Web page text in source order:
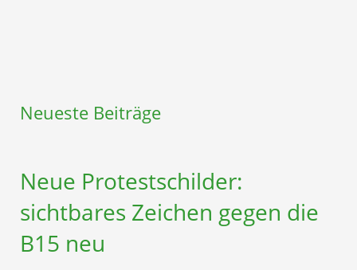
Neueste Beiträge
Neue Protestschilder:
sichtbares Zeichen gegen die
B15 neu